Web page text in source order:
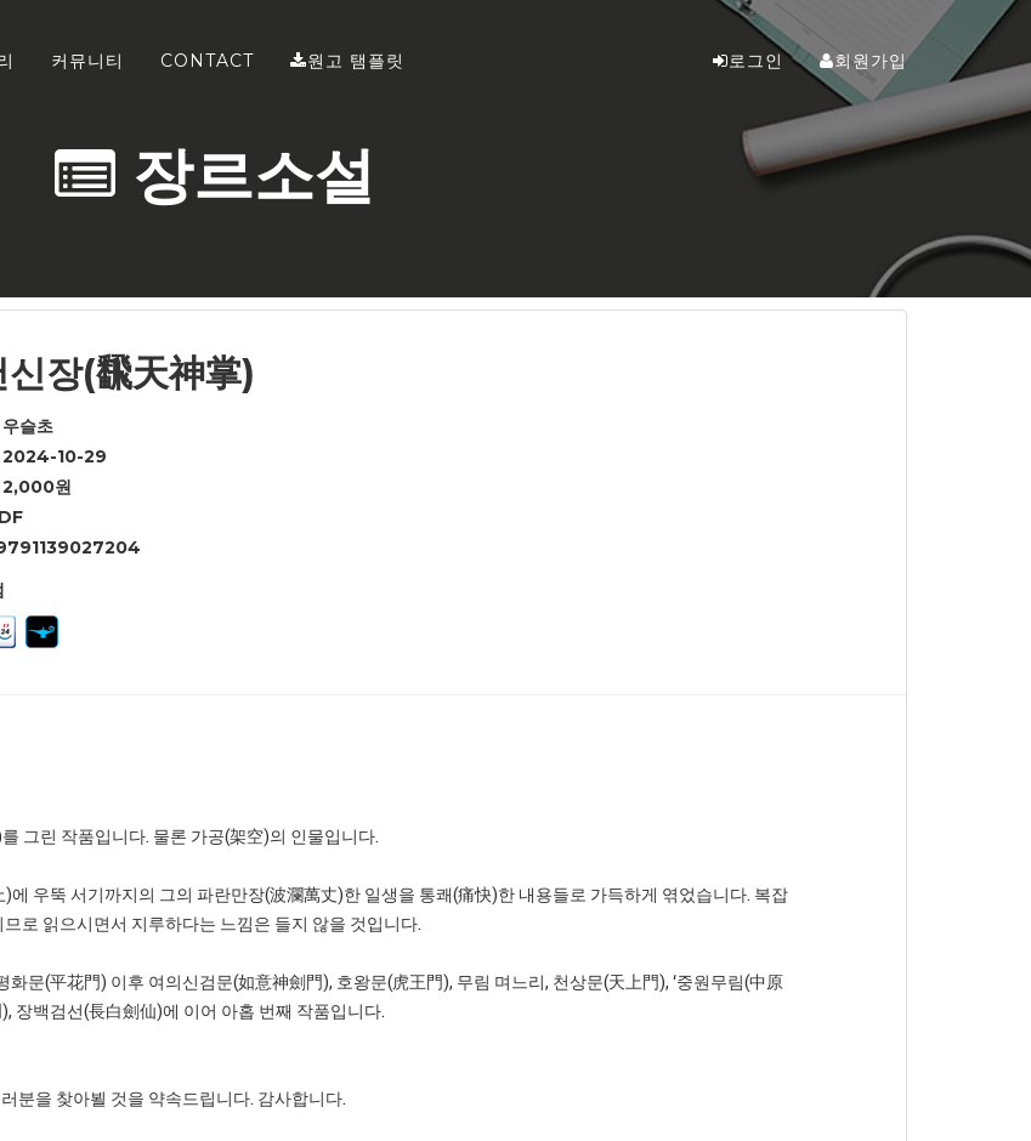
커뮤니티 CONTACT 원고 탬플릿 로그인 회원가입
장르소설
신장(飜天神掌)
슬초
2024-10-29
2,000원
그린 작품입니다. 물론 가공(架空)의 인물입니다.
우뚝 서기까지의 그의 파란만장(波瀾萬丈)한 일생을 통쾌(痛快)한 내용들로 가득하게 엮었습니다. 복잡
로 읽으시면서 지루하다는 느낌은 들지 않을 것입니다.
문(平花門) 이후 여의신검문(如意神劍門), 호왕문(虎王門), 무림 며느리, 천상문(天上門), ‘중원무림(中原
장백검선(長白劍仙)에 이어 아홉 번째 작품입니다.
분을 찾아뵐 것을 약속드립니다. 감사합니다.